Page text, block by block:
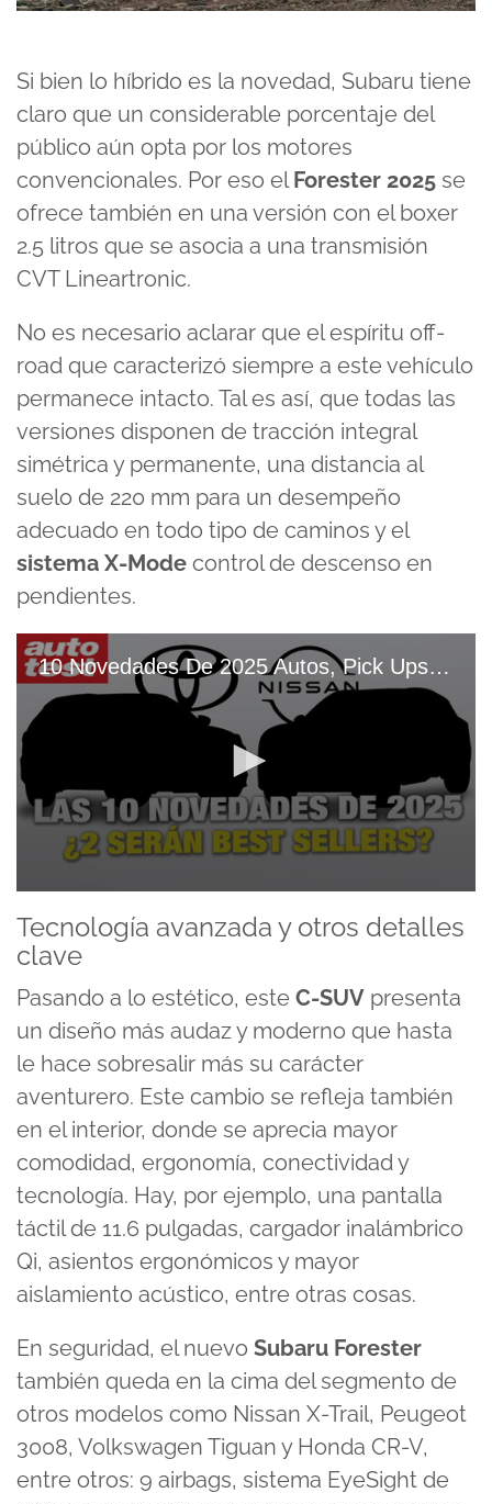
Si bien lo híbrido es la novedad, Subaru tiene
claro que un considerable porcentaje del
público aún opta por los motores
convencionales. Por eso elForester 2025 se
ofrece también en una versión con el boxer
2.5 litros que se asocia a una transmisión
CVT Lineartronic.
No es necesario aclarar que el espíritu off-
road que caracterizó siempre a este vehículo
permanece intacto. Tal es así, que todas las
versiones disponen de tracción integral
simétrica y permanente, una distancia al
suelo de 220 mm para un desempeño
adecuado en todo tipo de caminos y el
sistema X-Mode control de descenso en
pendientes.
10 Novedades De 2025 Autos, Pick Ups Y SUVs Que ROMPERÁN El MERCADO
seconds
of
16
minutes,
2
seconds
Tecnología avanzada y otros detalles
clave
Pasando a lo estético, este C-SUV presenta
un diseño más audaz y moderno que hasta
le hace sobresalir más su carácter
aventurero. Este cambio se refleja también
en el interior, donde se aprecia mayor
comodidad, ergonomía, conectividad y
tecnología. Hay, por ejemplo, una pantalla
táctil de 11.6 pulgadas, cargador inalámbrico
Qi, asientos ergonómicos y mayor
aislamiento acústico, entre otras cosas.
En seguridad, el nuevo Subaru Forester
también queda en la cima del segmento de
otros modelos como Nissan X-Trail, Peugeot
3008, Volkswagen Tiguan y Honda CR-V,
entre otros: 9 airbags, sistema EyeSight de